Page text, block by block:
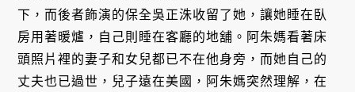
下，而後者飾演的保全吳正洙收留了她，讓她睡在臥
房用著暖爐，自己則睡在客廳的地舖。阿朱媽看著床
頭照片裡的妻子和女兒都已不在他身旁，而她自己的
丈夫也已過世，兒子遠在美國，阿朱媽突然理解，在